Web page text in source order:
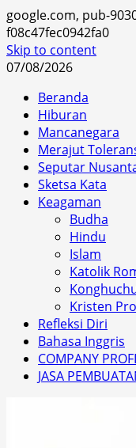
google.com, pub-
f08c47fec0942fa0
Skip to content
07/08/2026
Beranda
Hiburan
Mancanegara
Merajut
Seputar
Sketsa Kata
Keagaman
Budha
Hindu
Islam
Katolik
Kristen
Refleksi Diri
Bahasa Inggris
COMPANY
JASA